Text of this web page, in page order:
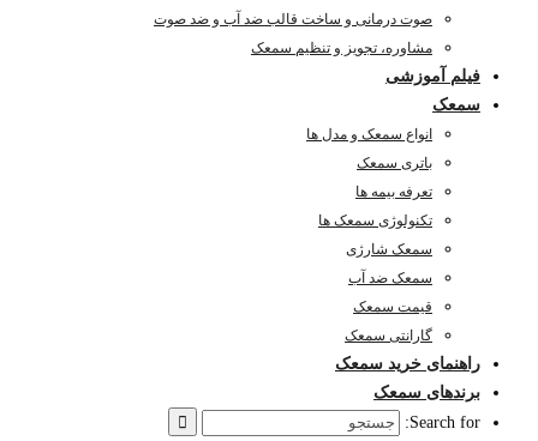
صوت درمانی و ساخت قالب ضد آب و ضد صوت
مشاوره، تجویز و تنظیم سمعک
فیلم آموزشی
سمعک
انواع سمعک و مدل ها
باتری سمعک
تعرفه بیمه ها
تکنولوژی سمعک ها
سمعک شارژی
سمعک ضد آب
قیمت سمعک
گارانتی سمعک
راهنمای خرید سمعک
برندهای سمعک
Search for: